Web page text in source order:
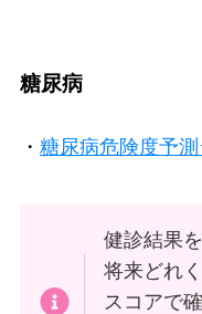
糖尿病
・ 糖尿病危険度予
健診結果
将来どれ
スコアで